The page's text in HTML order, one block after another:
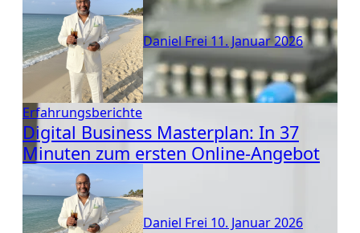
Daniel Frei11. Januar 2026
Erfahrungsberichte
Digital Business Masterplan: In 37
Minuten zum ersten Online-Angebot
Daniel Frei 10. Januar 2026